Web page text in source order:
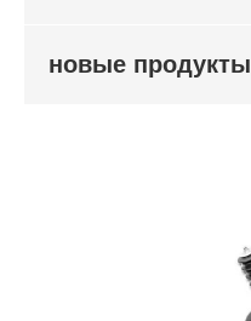
новые продукты